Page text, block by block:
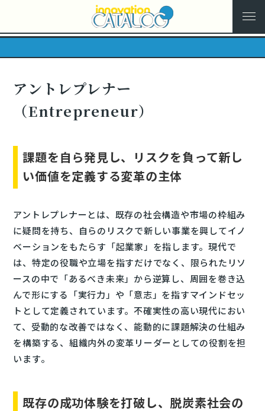
アントレプレナー
（Entrepreneur）
課題を自ら発見し、リスクを負って新し
い価値を定義する変革の主体
アントレプレナーとは、既存の社会構造や市場の枠組み
に疑問を持ち、自らのリスクで新しい事業を興してイノ
ベーションをもたらす「起業家」を指します。現代で
は、特定の役職や立場を指すだけでなく、限られたリソ
ースの中で「あるべき未来」から逆算し、周囲を巻き込
んで形にする「実行力」や「意志」を指すマインドセッ
トとして定義されています。不確実性の高い現代におい
て、受動的な改善ではなく、能動的に課題解決の仕組み
を構築する、組織内外の変革リーダーとしての役割を担
います。
既存の成功体験を打破し、脱炭素社会の